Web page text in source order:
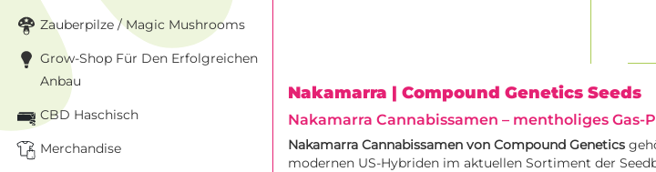
Nakamarra | Compound Genetics Seeds
Nakamarra Cannabissamen – mentholiges Gas-
Nakamarra Cannabissamen von Compound Genetics
modernen US-Hybriden im aktuellen Sortiment der
Zauberpilze / Magic Mushrooms
Grow-Shop Für Den Erfolgreichen
Anbau
CBD Haschisch
Merchandise